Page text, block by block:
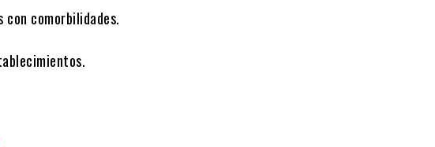
con comorbilidades.